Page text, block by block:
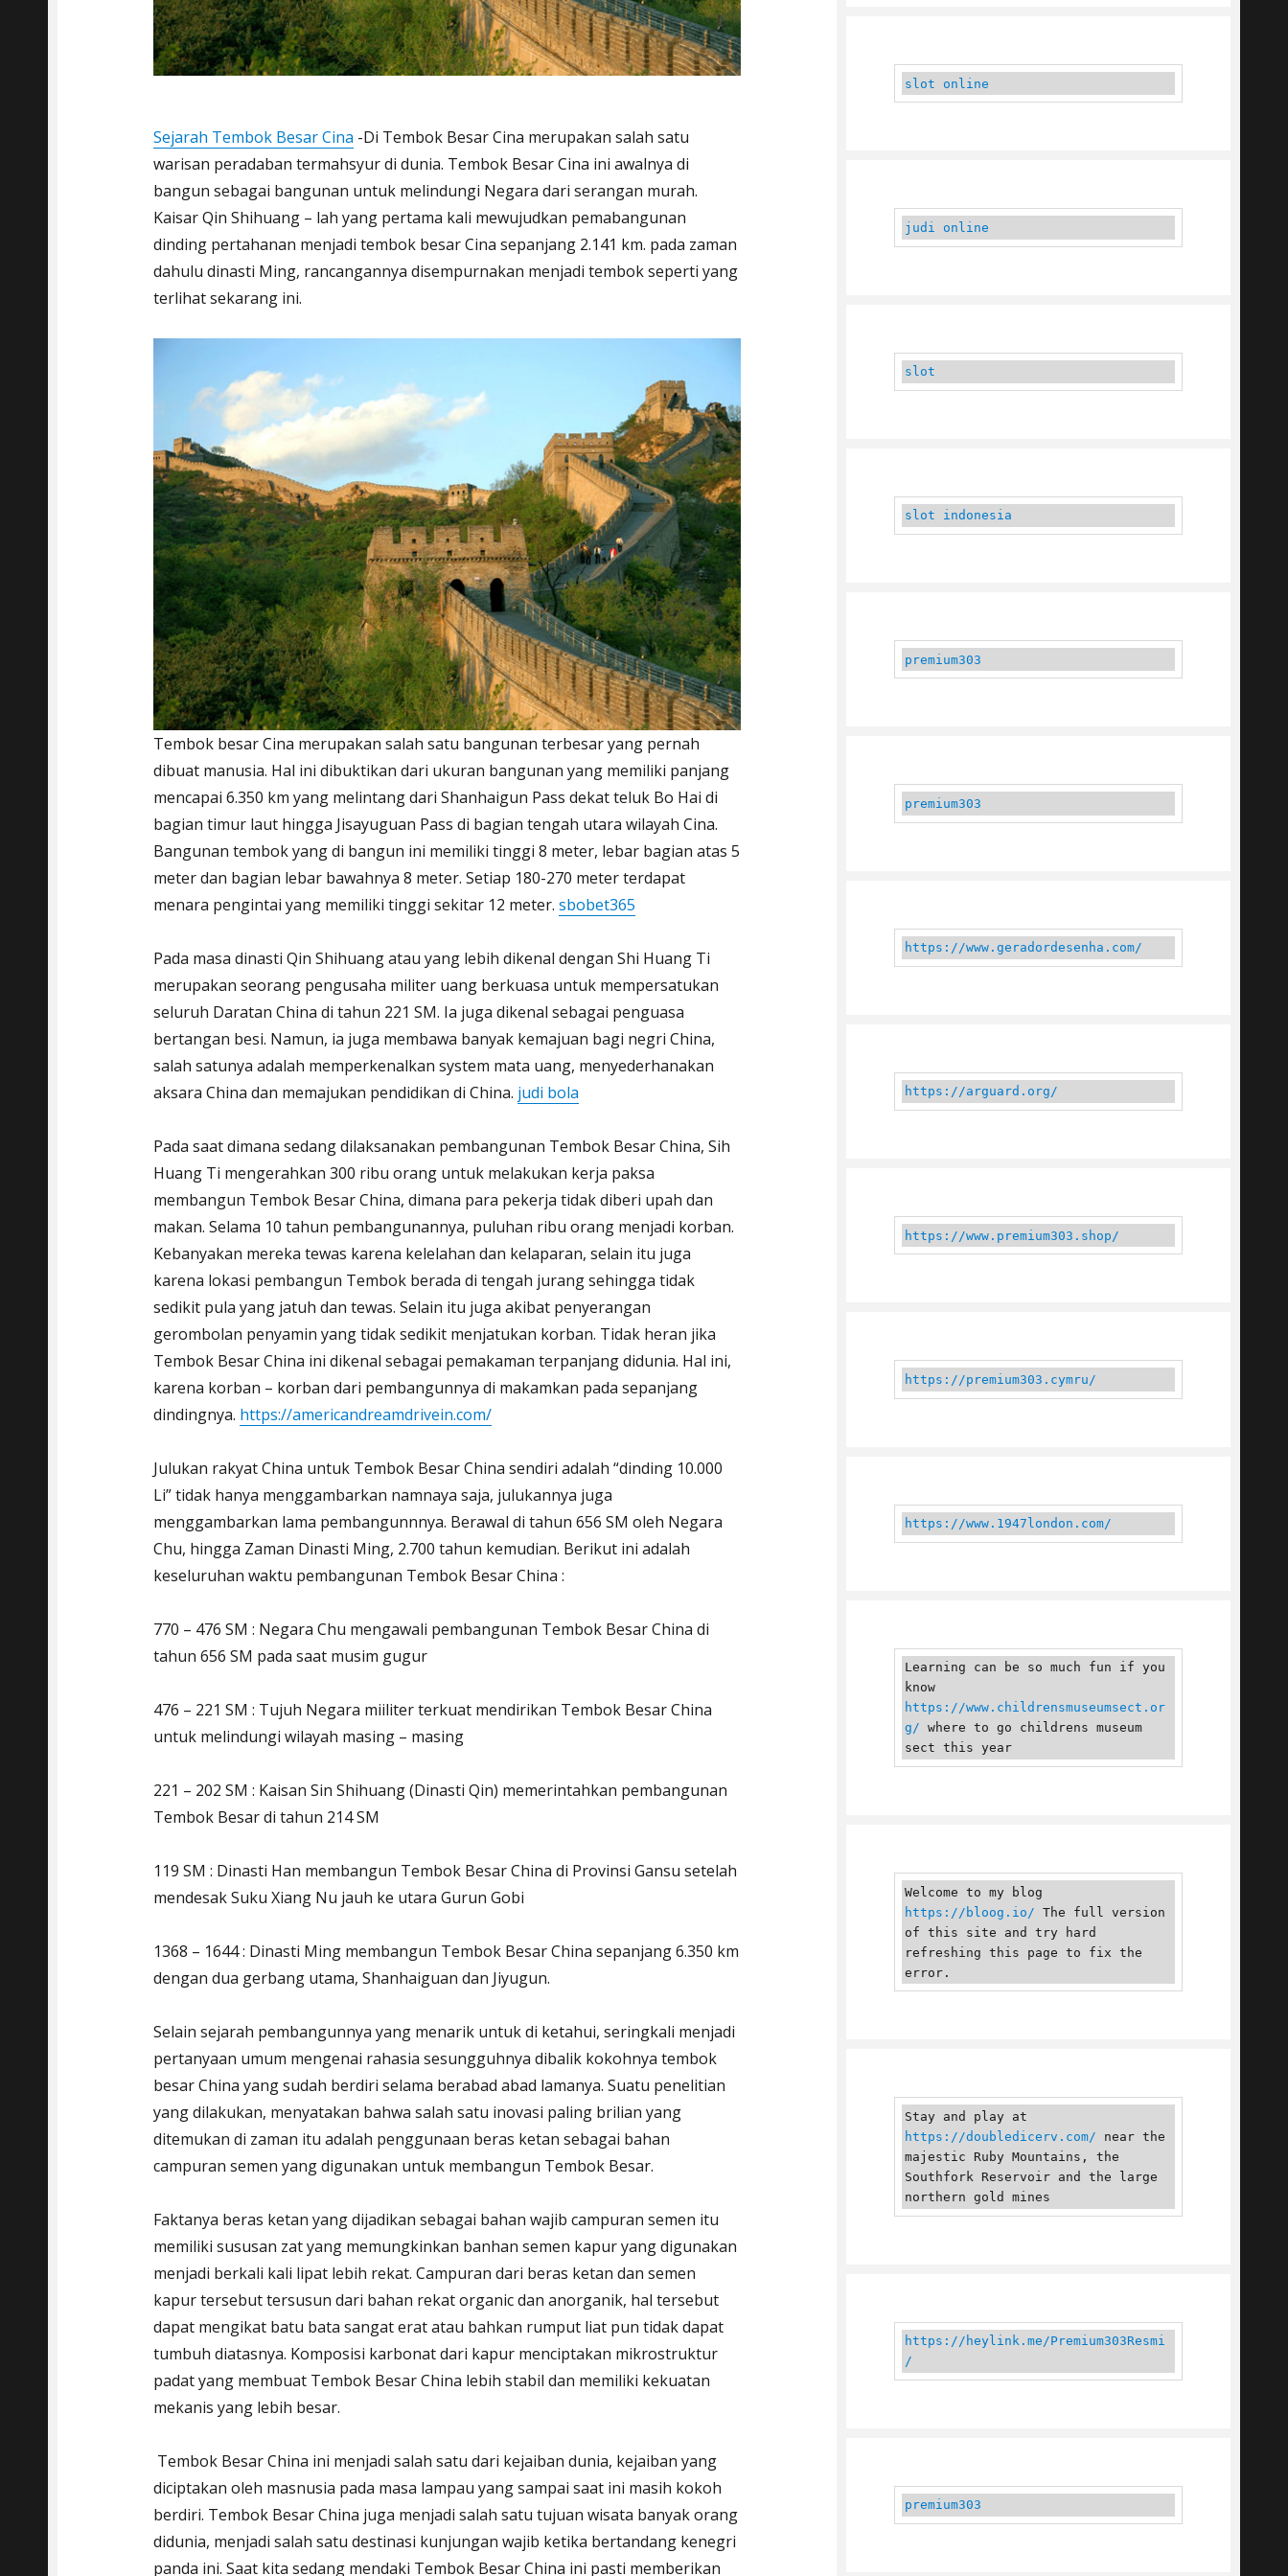
Sejarah Tembok Besar Cina -Di Tembok Besar Cina merupakan salah satu
warisan peradaban termahsyur di dunia. Tembok Besar Cina ini awalnya di
bangun sebagai bangunan untuk melindungi Negara dari serangan murah.
Kaisar Qin Shihuang – lah yang pertama kali mewujudkan pemabangunan
dinding pertahanan menjadi tembok besar Cina sepanjang 2.141 km. pada zaman
dahulu dinasti Ming, rancangannya disempurnakan menjadi tembok seperti yang
terlihat sekarang ini.
Tembok besar Cina merupakan salah satu bangunan terbesar yang pernah
dibuat manusia. Hal ini dibuktikan dari ukuran bangunan yang memiliki panjang
mencapai 6.350 km yang melintang dari Shanhaigun Pass dekat teluk Bo Hai di
bagian timur laut hingga Jisayuguan Pass di bagian tengah utara wilayah Cina.
Bangunan tembok yang di bangun ini memiliki tinggi 8 meter, lebar bagian atas 5
meter dan bagian lebar bawahnya 8 meter. Setiap 180-270 meter terdapat
menara pengintai yang memiliki tinggi sekitar 12 meter. sbobet365
Pada masa dinasti Qin Shihuang atau yang lebih dikenal dengan Shi Huang Ti
merupakan seorang pengusaha militer uang berkuasa untuk mempersatukan
seluruh Daratan China di tahun 221 SM. Ia juga dikenal sebagai penguasa
bertangan besi. Namun, ia juga membawa banyak kemajuan bagi negri China,
salah satunya adalah memperkenalkan system mata uang, menyederhanakan
aksara China dan memajukan pendidikan di China. judi bola
Pada saat dimana sedang dilaksanakan pembangunan Tembok Besar China, Sih
Huang Ti mengerahkan 300 ribu orang untuk melakukan kerja paksa
membangun Tembok Besar China, dimana para pekerja tidak diberi upah dan
makan. Selama 10 tahun pembangunannya, puluhan ribu orang menjadi korban.
Kebanyakan mereka tewas karena kelelahan dan kelaparan, selain itu juga
karena lokasi pembangun Tembok berada di tengah jurang sehingga tidak
sedikit pula yang jatuh dan tewas. Selain itu juga akibat penyerangan
gerombolan penyamin yang tidak sedikit menjatukan korban. Tidak heran jika
Tembok Besar China ini dikenal sebagai pemakaman terpanjang didunia. Hal ini,
karena korban – korban dari pembangunnya di makamkan pada sepanjang
dindingnya. https://americandreamdrivein.com/
Julukan rakyat China untuk Tembok Besar China sendiri adalah “dinding 10.000
Li” tidak hanya menggambarkan namnaya saja, julukannya juga
menggambarkan lama pembangunnnya. Berawal di tahun 656 SM oleh Negara
Chu, hingga Zaman Dinasti Ming, 2.700 tahun kemudian. Berikut ini adalah
keseluruhan waktu pembangunan Tembok Besar China :
770 – 476 SM : Negara Chu mengawali pembangunan Tembok Besar China di
tahun 656 SM pada saat musim gugur
476 – 221 SM : Tujuh Negara miiliter terkuat mendirikan Tembok Besar China
untuk melindungi wilayah masing – masing
221 – 202 SM : Kaisan Sin Shihuang (Dinasti Qin) memerintahkan pembangunan
Tembok Besar di tahun 214 SM
119 SM : Dinasti Han membangun Tembok Besar China di Provinsi Gansu setelah
mendesak Suku Xiang Nu jauh ke utara Gurun Gobi
1368 – 1644 : Dinasti Ming membangun Tembok Besar China sepanjang 6.350 km
dengan dua gerbang utama, Shanhaiguan dan Jiyugun.
Selain sejarah pembangunnya yang menarik untuk di ketahui, seringkali menjadi
pertanyaan umum mengenai rahasia sesungguhnya dibalik kokohnya tembok
besar China yang sudah berdiri selama berabad abad lamanya. Suatu penelitian
yang dilakukan, menyatakan bahwa salah satu inovasi paling brilian yang
ditemukan di zaman itu adalah penggunaan beras ketan sebagai bahan
campuran semen yang digunakan untuk membangun Tembok Besar.
Faktanya beras ketan yang dijadikan sebagai bahan wajib campuran semen itu
memiliki sususan zat yang memungkinkan banhan semen kapur yang digunakan
menjadi berkali kali lipat lebih rekat. Campuran dari beras ketan dan semen
kapur tersebut tersusun dari bahan rekat organic dan anorganik, hal tersebut
dapat mengikat batu bata sangat erat atau bahkan rumput liat pun tidak dapat
tumbuh diatasnya. Komposisi karbonat dari kapur menciptakan mikrostruktur
padat yang membuat Tembok Besar China lebih stabil dan memiliki kekuatan
mekanis yang lebih besar.
Tembok Besar China ini menjadi salah satu dari kejaiban dunia, kejaiban yang
diciptakan oleh masnusia pada masa lampau yang sampai saat ini masih kokoh
berdiri. Tembok Besar China juga menjadi salah satu tujuan wisata banyak orang
didunia, menjadi salah satu destinasi kunjungan wajib ketika bertandang kenegri
panda ini. Saat kita sedang mendaki Tembok Besar China ini pasti memberikan
slot online
judi online
slot
slot indonesia
premium303
premium303
https://www.geradordesenha.com/
https://arguard.org/
https://www.premium303.shop/
https://premium303.cymru/
https://www.1947london.com/
Learning can be so much fun if you
know
https://www.childrensmuseumsect.or
g/ where to go childrens museum
sect this year
https://bloog.io/ The full version
of this site and try hard
refreshing this page to fix the
error.
https://doubledicerv.com/ near the
majestic Ruby Mountains, the
Southfork Reservoir and the large
northern gold mines
https://heylink.me/Premium303Resmi
/
premium303